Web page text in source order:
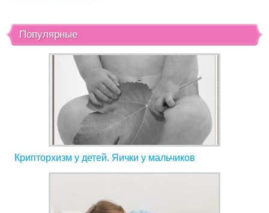
Популярные
Крипторхизм у детей. Яички у мальчиков